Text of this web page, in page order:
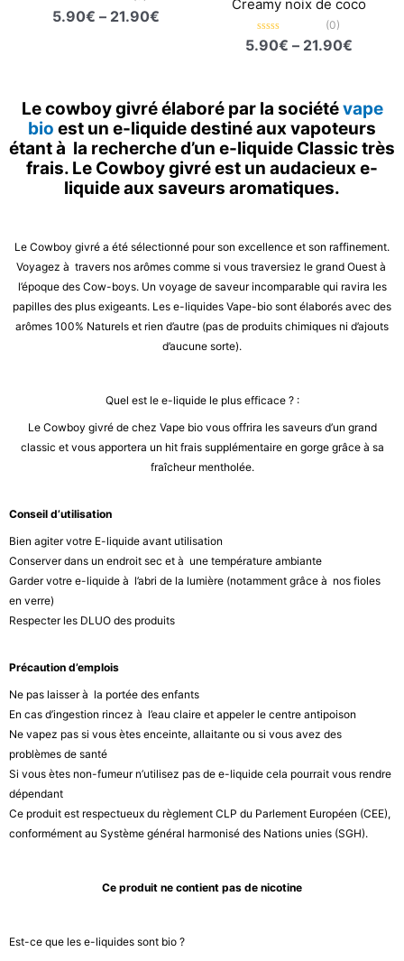
Note
0
5.90€ – 21.90€
Creamy noix de coco
Note
0
(0)
5.90€ – 21.90€
Le cowboy givré élaboré par la sociétévape
bio est un e-liquide destiné aux vapoteurs
étant à la recherche d’un e-liquide Classic très
frais. Le Cowboy givré est un audacieux e-
liquide aux saveurs aromatiques.
Le Cowboy givré a été sélectionné pour son excellence et son raffinement.
Voyagez à travers nos arômes comme si vous traversiez le grand Ouest à
l’époque des Cow-boys. Un voyage de saveur incomparable qui ravira les
papilles des plus exigeants. Les e-liquides Vape-bio sont élaborés avec des
arômes 100% Naturels et rien d’autre (pas de produits chimiques ni d’ajouts
d’aucune sorte).
Quel est le e-liquide le plus efficace ? :
Le Cowboy givré de chez Vape bio vous offrira les saveurs d’un grand
classic et vous apportera un hit frais supplémentaire en gorge grâce à sa
fraîcheur mentholée.
Conseil d’utilisation
Bien agiter votre E-liquide avant utilisation
Conserver dans un endroit sec et à une température ambiante
Garder votre e-liquide à l’abri de la lumière (notamment grâce à nos fioles
en verre)
Respecter les DLUO des produits
Précaution d’emplois
Ne pas laisser à la portée des enfants
En cas d’ingestion rincez à l’eau claire et appeler le centre antipoison
Ne vapez pas si vous ètes enceinte, allaitante ou si vous avez des
problèmes de santé
Si vous ètes non-fumeur n’utilisez pas de e-liquide cela pourrait vous rendre
dépendant
Ce produit est respectueux du règlement CLP du Parlement Européen (CEE),
conformément au Système général harmonisé des Nations unies (SGH).
Ce produit ne contient pas de nicotine
Est-ce que les e-liquides sont bio ?